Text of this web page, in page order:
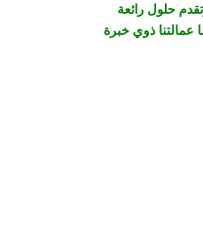
حلول رائعة
عمالتنا ذوي خبرة